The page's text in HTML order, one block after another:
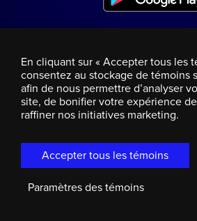
En cliquant sur « Accepter tous les
consentez au stockage de témoins
afin de nous permettre d’analyser
site, de bonifier votre expérience
raffiner nos initiatives marketing.
Accepter tous les témoins
Paramètres des témoins